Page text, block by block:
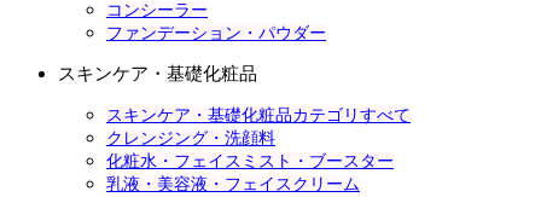
コンシーラー
ファンデーション・パウダー
スキンケア・基礎化粧品
スキンケア・基礎化粧品カテゴリすべて
クレンジング・洗顔料
化粧水・フェイスミスト・ブースター
乳液・美容液・フェイスクリーム